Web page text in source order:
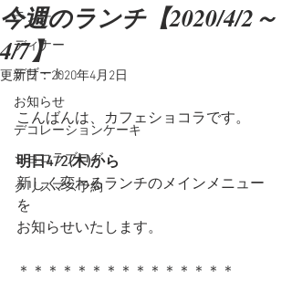
ランチ
ディナー
デザート
お知らせ
デコレーションケーキ
ショコラブログ
クリスマス予約
今週のランチ【2020/4/2～
4/7】
更新日：2020年4月2日
こんばんは、カフェショコラです。
明日4/2(木)から
新しく変わるランチのメインメニュー
を
お知らせいたします。
＊＊＊＊＊＊＊＊＊＊＊＊＊＊＊